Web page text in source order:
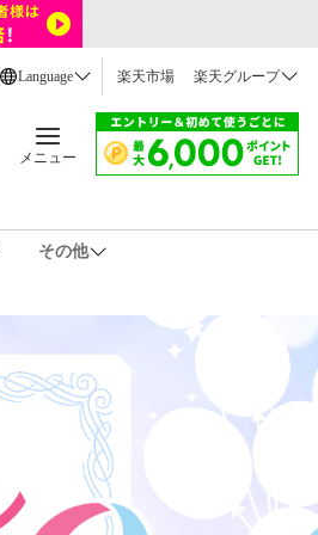
Language 楽天市場 楽天グループ
メニュー
その他